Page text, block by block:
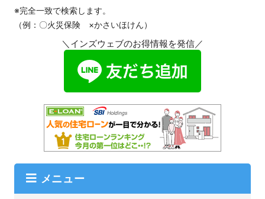
※完全一致で検索します。
（例：〇火災保険 ×かさいほけん）
＼インズウェブのお得情報を発信／
メニュー